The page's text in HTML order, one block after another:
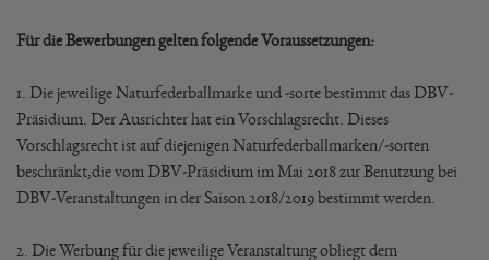
Für die Bewerbungen gelten folgende Voraussetzungen:
1. Die jeweilige Naturfederballmarke und -sorte bestimmt das DBV-
Präsidium. Der Ausrichter hat ein Vorschlagsrecht. Dieses
Vorschlagsrecht ist auf diejenigen Naturfederballmarken/-sorten
beschränkt,die vom DBV-Präsidium im Mai 2018 zur Benutzung bei
DBV-Veranstaltungen in der Saison 2018/2019 bestimmt werden.
2. Die Werbung für die jeweilige Veranstaltung obliegt dem